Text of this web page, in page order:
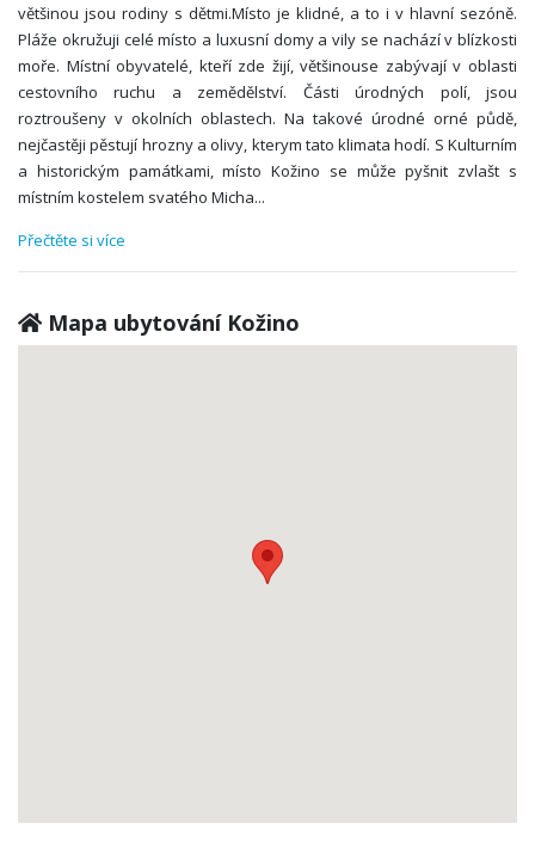
většinou jsou rodiny s dětmi.Místo je klidné, a to i v hlavní sezóně.
Pláže okružuji celé místo a luxusní domy a vily se nachází v blízkosti
moře. Místní obyvatelé, kteří zde žijí, většinouse zabývají v oblasti
cestovního ruchu a zemědělství. Části úrodných polí, jsou
roztroušeny v okolních oblastech. Na takové úrodné orné půdě,
nejčastěji pěstují hrozny a olivy, kterym tato klimata hodí. S Kulturním
a historickým památkami, místo Kožino se může pyšnit zvlašt s
místním kostelem svatého Micha...
Přečtěte si více
Mapa ubytování Kožino